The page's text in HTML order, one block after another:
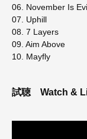
06. November Is
07. Uphill
08. 7 Layers
09. Aim Above
10. Mayfly
試聴 Watch &